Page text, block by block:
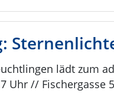
lädt zum
Uhr // Fischergasse